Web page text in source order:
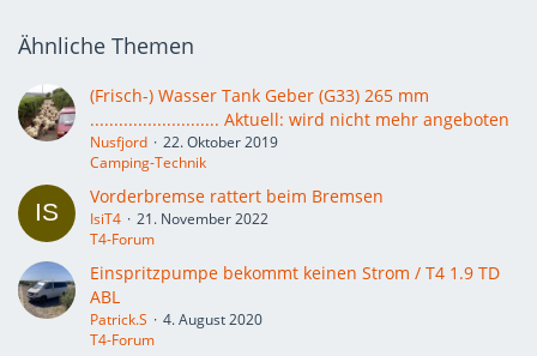
Ähnliche Themen
(Frisch-) Wasser Tank Geber (G33) 265 mm
........................... Aktuell: wird nicht mehr angeboten
Nusfjord
22. Oktober 2019
Camping-Technik
Vorderbremse rattert beim Bremsen
IsiT4
21. November 2022
T4-Forum
Einspritzpumpe bekommt keinen Strom / T4 1.9 TD
ABL
Patrick.S
4. August 2020
T4-Forum